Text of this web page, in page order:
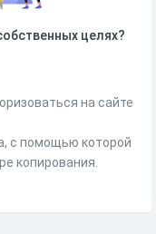
целях?
на сайте
с помощью которой
копирования.